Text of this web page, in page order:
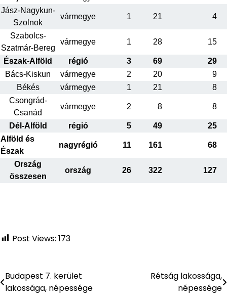
Jász-Nagykun-
Szolnok
vármegye 1 21 4
Szabolcs-
Szatmár-Bereg
vármegye 1 28 15
Észak-Alföld régió 3 69
29
Bács-Kiskun
vármegye 2 20
9
Békés
vármegye 1 21
8
Csongrád-
Csanád
vármegye 2 8 8
Dél-Alföld régió 5 49
25
Alföld és
Észak
nagyrégió 11 161 68
Ország
összesen
ország 26 322 127
Post Views: 173
Bejegyzés
navigáció
Budapest 7. kerület
lakossága, népessége
Rétság lakossága,
népessége